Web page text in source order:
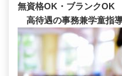
無資格OK・ブランクOK
高待遇の事務兼学童指